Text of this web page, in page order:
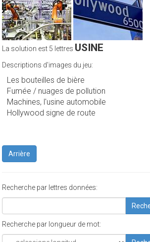
La solution est 5 lettres USINE
Descriptions d'images du jeu:
Les bouteilles de bière
Fumée / nuages ​​de pollution
Machines, l'usine automobile
Hollywood signe de route
Arrière
Recherche par lettres données:
Recherche par longueur de mot: